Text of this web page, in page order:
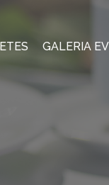
GALERIA